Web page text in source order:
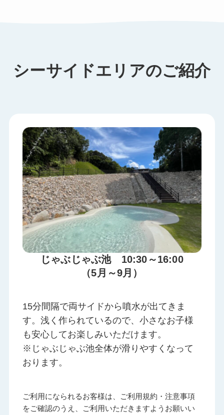
シーサイドエリアのご紹介
じゃぶじゃぶ池 10:30～16:00
（5月～9月）
15分間隔で両サイドから噴水が出てきま
す。浅く作られているので、小さなお子様
も安心してお楽しみいただけます。
※じゃぶじゃぶ池全体が滑りやすくなって
おります。
ご利用になられるお客様は、ご利用規約・注意事項
をご確認のうえ、ご利用いただきますようお願いい